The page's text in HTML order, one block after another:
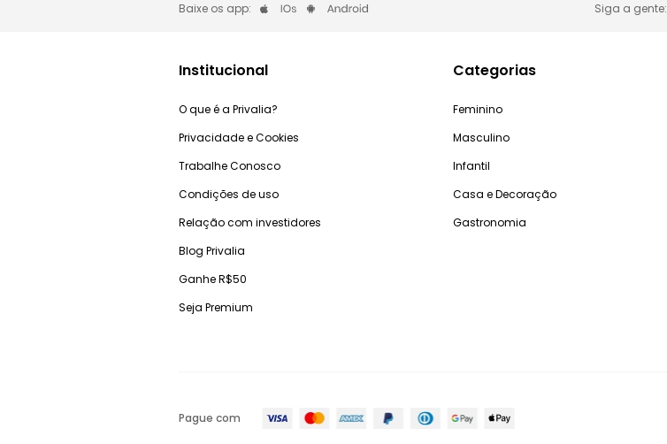
Baixe os app: Siga a gente:
Institucional
O que é a Privalia?
Privacidade e Cookies
Trabalhe Conosco
Condições de uso
Relação com investidores
Blog Privalia
Ganhe R$50
Seja Premium
Categorias
Feminino
Masculino
Infantil
Casa e Decoração
Gastronomia
Pague com